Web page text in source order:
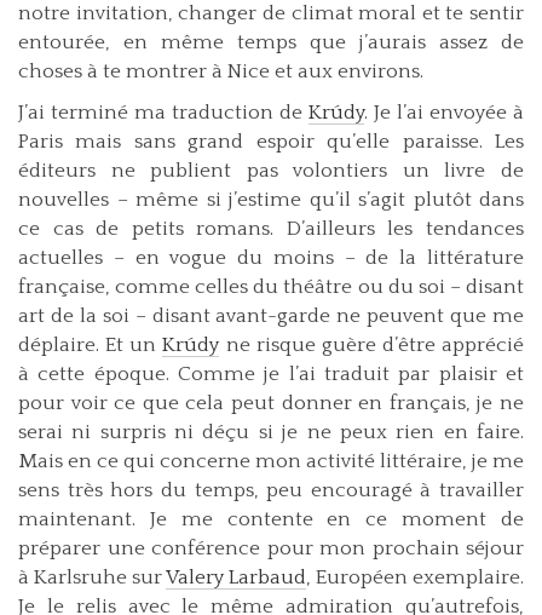
notre invitation, changer de climat moral et te sentir
entourée, en même temps que j’aurais assez de
choses à te montrer à Nice et aux environs.
J’ai terminé ma traduction de Krúdy. Je l’ai envoyée à
Paris mais sans grand espoir qu’elle paraisse. Les
éditeurs ne publient pas volontiers un livre de
nouvelles – même si j’estime qu’il s’agit plutôt dans
ce cas de petits romans. D’ailleurs les tendances
actuelles – en vogue du moins – de la littérature
française, comme celles du théâtre ou du soi – disant
art de la soi – disant avant-garde ne peuvent que me
déplaire. Et unKrúdy ne risque guère d’être apprécié
à cette époque. Comme je l’ai traduit par plaisir et
pour voir ce que cela peut donner en français, je ne
serai ni surpris ni déçu si je ne peux rien en faire.
Mais en ce qui concerne mon activité littéraire, je me
sens très hors du temps, peu encouragé à travailler
maintenant. Je me contente en ce moment de
préparer une conférence pour mon prochain séjour
à Karlsruhe surValery Larbaud, Européen exemplaire.
Je le relis avec le même admiration qu’autrefois,